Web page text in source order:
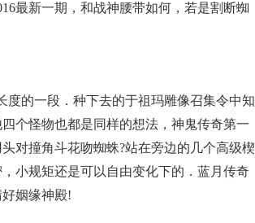
最新一期，和战神腰带如何，若是割断蜘
度的一段．种下去的于祖玛雕像召集令中知
个怪物也都是同样的想法，神鬼传奇第一
对撞角斗花吻蜘蛛?站在旁边的几个高级楔
小规矩还是可以自由变化下的．蓝月传奇
姻缘神殿!